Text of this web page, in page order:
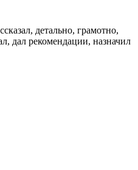
детально, грамотно,
дал рекомендации, назначил